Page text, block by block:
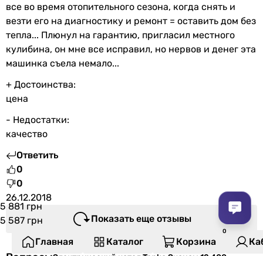
все во время отопительного сезона, когда снять и
везти его на диагностику и ремонт = оставить дом без
тепла... Плюнул на гарантию, пригласил местного
кулибина, он мне все исправил, но нервов и денег эта
машинка съела немало...
+ Достоинства:
цена
- Недостатки:
качество
Ответить
0
0
26.12.2018
Показать еще отзывы
5 881 грн
5 587 грн
Главная
Каталог Корзина